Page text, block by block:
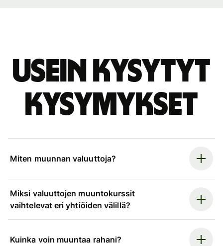
Usein kysytyt
kysymykset
Miten muunnan valuuttoja?
Miksi valuuttojen muuntokurssit
vaihtelevat eri yhtiöiden välillä?
Kuinka voin muuntaa rahani?